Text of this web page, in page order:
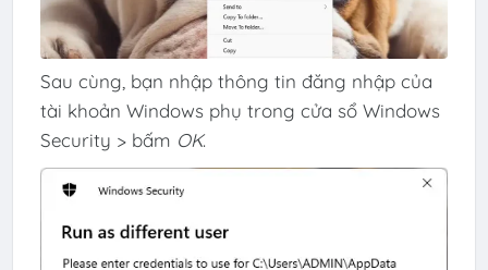
Sau cùng, bạn nhập thông tin đăng nhập của
tài khoản Windows phụ trong cửa sổ Windows
Security > bấm OK.